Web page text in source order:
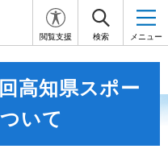
閲覧支援 検索 メニュー
高知県スポー
いて